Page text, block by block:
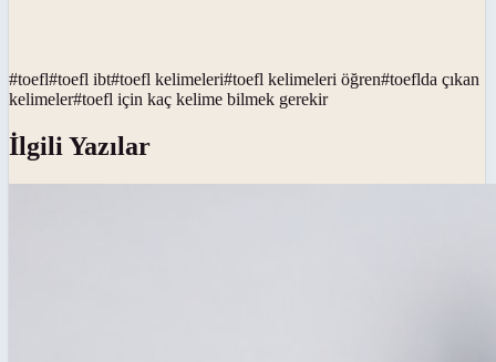
#toefl#toefl ibt#toefl kelimeleri#toefl kelimeleri öğren#toeflda çıkan
kelimeler#toefl için kaç kelime bilmek gerekir
İlgili Yazılar